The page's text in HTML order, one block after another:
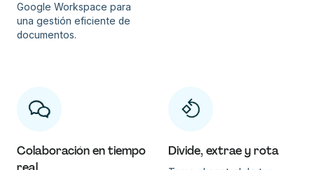
Google Workspace para
una gestión eficiente de
documentos.
Colaboración en tiempo
Divide, extrae y rota